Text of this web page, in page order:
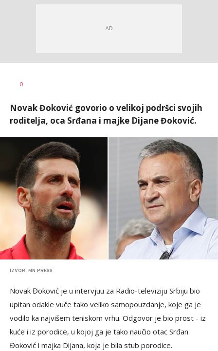
AUTOR
0
Novak Đoković govorio o velikoj podršci svojih
roditelja, oca Srđana i majke Dijane Đoković.
IZVOR: MN PRESS
Novak Đoković je u intervjuu za Radio-televiziju Srbiju bio
upitan odakle vuče tako veliko samopouzdanje, koje ga je
vodilo ka najvišem teniskom vrhu. Odgovor je bio prost - iz
kuće i iz porodice, u kojoj ga je tako naučio otac Srđan
Đoković i majka Dijana, koja je bila stub porodice.